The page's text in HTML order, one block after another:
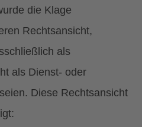
die Klage
Rechtsansicht,
als
als Dienst- oder
Diese Rechtsansicht